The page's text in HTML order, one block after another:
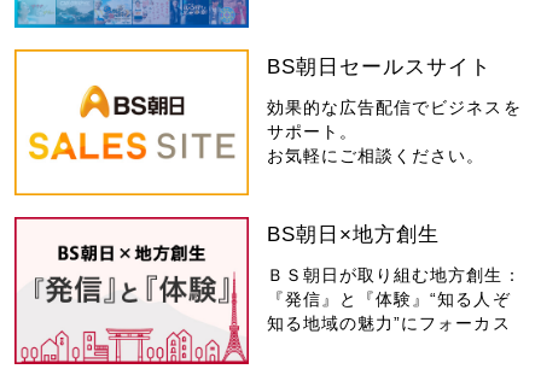
BS朝日セールスサイト
効果的な広告配信でビジネスを
サポート。
お気軽にご相談ください。
BS朝日×地方創生
ＢＳ朝日が取り組む地方創生：
『発信』と『体験』“知る人ぞ
知る地域の魅力”にフォーカス